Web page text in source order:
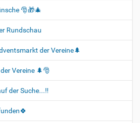
🎅🎁🎄
Rundschau
der Vereine🌲
Vereine 🌲🎅
der Suche...‼️